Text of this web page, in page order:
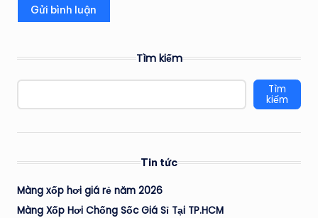
Tìm kiếm
Tìm
kiếm
Tin tức
Màng xốp hơi giá rẻ năm 2026
Màng Xốp Hơi Chống Sốc Giá Sỉ Tại TP.HCM